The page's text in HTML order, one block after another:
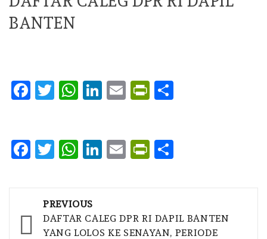
BANTEN
Facebook
Twitter
WhatsApp
LinkedIn
EmailPrintFriendly
Facebook
Twitter
WhatsApp
LinkedIn
EmailPrintFriendly
Post
navigation
PREVIOUS
DAFTAR CALEG DPR RI DAPIL BANTEN
YANG LOLOS KE SENAYAN, PERIODE